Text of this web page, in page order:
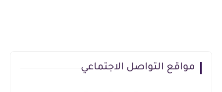
مواقع التواصل الاجتماعي